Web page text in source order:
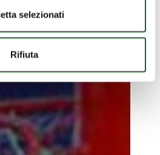
selezionati
Rifiuta